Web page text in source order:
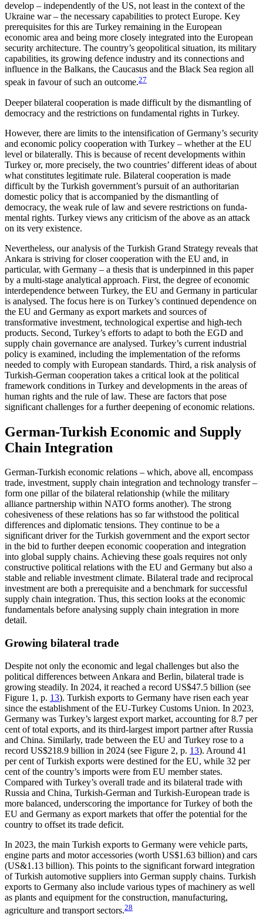
develop – independently of the US, not least in the context of the
Ukraine war – the necessary capabilities to protect Europe. Key
prerequisites for this are Turkey remaining in the European
economic area and being more closely integrated into the European
security architecture. The country’s geopolitical situation, its military
capabilities, its growing defence industry and its connections and
influence in the Balkans, the Caucasus and the Black Sea region all
speak in favour of such an outcome.27
Deeper bilateral cooperation is made difficult by the dismantling of
democracy and the restrictions on fundamental rights in Turkey.
However, there are limits to the intensification of Germany’s security
and economic policy cooperation with Turkey – whether at the EU
level or bilaterally. This is because of recent developments within
Turkey or, more precisely, the two countries’ different ideas of about
what constitutes legitimate rule. Bilateral cooperation is made
difficult by the Turkish government’s pursuit of an authoritarian
domestic policy that is accompanied by the dismantling of
democracy, the weak rule of law and severe restrictions on funda­
mental rights. Turkey views any criticism of the above as an attack
on its very existence.
Nevertheless, our analysis of the Turkish Grand Strategy reveals that
Ankara is striving for closer co­operation with the EU and, in
particular, with Germa­ny – a thesis that is underpinned in this paper
by a multi-stage analytical approach. First, the degree of economic
interdependence between Turkey, the EU and Germany in particular
is analysed. The focus here is on Turkey’s continued dependence on
the EU and Germany as export markets and sources of
transformative investment, technological expertise and high-tech
products. Second, Turkey’s efforts to adapt to both the EGD and
supply chain governance are ana­lysed. Turkey’s current industrial
policy is examined, including the implementation of the reforms
needed to comply with European standards. Third, a risk analysis of
Turkish-German cooperation takes a criti­cal look at the political
framework conditions in Turkey and developments in the areas of
human rights and the rule of law. These are factors that pose
significant challenges for a further deepening of economic relations.
German-Turkish Economic and Supply
Chain Integration
German-Turkish economic relations – which, above all, encompass
trade, investment, supply chain inte­gration and technology transfer –
form one pillar of the bilateral relationship (while the military
alliance partnership within NATO forms another). The strong
cohesiveness of these relations has so far withstood the political
differences and diplomatic tensions. They continue to be a
significant driver for the Turk­ish government and the export sector
in the bid to further deepen economic cooperation and integration
into global supply chains. Achieving these goals re­quires not only
constructive political relations with the EU and Germany but also a
stable and reliable investment climate. Bilateral trade and reciprocal
investment are both a prerequisite and a benchmark for successful
supply chain integration. Thus, this sec­tion looks at the economic
fundamentals before ana­lysing supply chain integration in more
detail.
Growing bilateral trade
Despite not only the economic and legal challenges but also the
political differences between Ankara and Berlin, bilateral trade is
growing steadily. In 2024, it reached a record US$47.5 billion (see
Figure 1, p. 13). Turkish exports to Germany have risen each year
since the establishment of the EU-Turkey Customs Union. In 2023,
Germany was Turkey’s largest export market, accounting for 8.7 per
cent of total exports, and its third-largest import partner after Russia
and China. Similarly, trade between the EU and Turkey rose to a
record US$218.9 billion in 2024 (see Figure 2, p. 13). Around 41
per cent of Turkish exports were destined for the EU, while 32 per
cent of the country’s imports were from EU member states.
Compared with Turkey’s overall trade and its bilateral trade with
Russia and China, Turkish-German and Turkish-Euro­pean trade is
more balanced, underscoring the impor­tance for Turkey of both the
EU and Germany as export markets that offer the potential for the
coun­try to offset its trade deficit.
In 2023, the main Turkish exports to Germany were vehicle parts,
engine parts and motor accessories (worth US$1.63 billion) and cars
(US&1.13 billion). This points to the significant forward integration
of Turkish automotive suppliers into German supply chains. Turkish
exports to Germany also include vari­ous types of machinery as well
as plants and equip­ment for the construction, manufacturing,
agriculture and transport sectors.28